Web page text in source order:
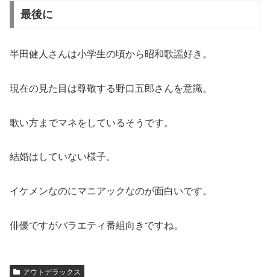
最後に
半田健人さんは小学生の頃から昭和歌謡好き。
現在の見た目は尊敬する野口五郎さんを意識。
歌い方までマネをしているそうです。
結婚はしていない様子。
イケメンなのにマニアックなのが面白いです。
俳優ですがバラエティ番組向きですね。
アウトデラックス